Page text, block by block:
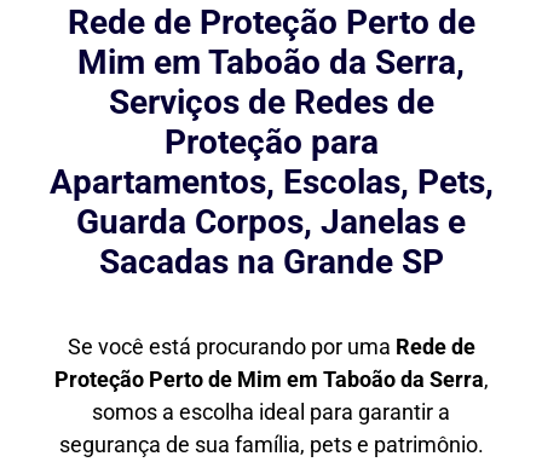
Rede de Proteção Perto de
Mim em Taboão da Serra,
Serviços de Redes de
Proteção para
Apartamentos, Escolas, Pets,
Guarda Corpos, Janelas e
Sacadas na Grande SP
Se você está procurando por uma Rede de
Proteção Perto de Mim em Taboão da Serra,
somos a escolha ideal para garantir a
segurança de sua família, pets e patrimônio.